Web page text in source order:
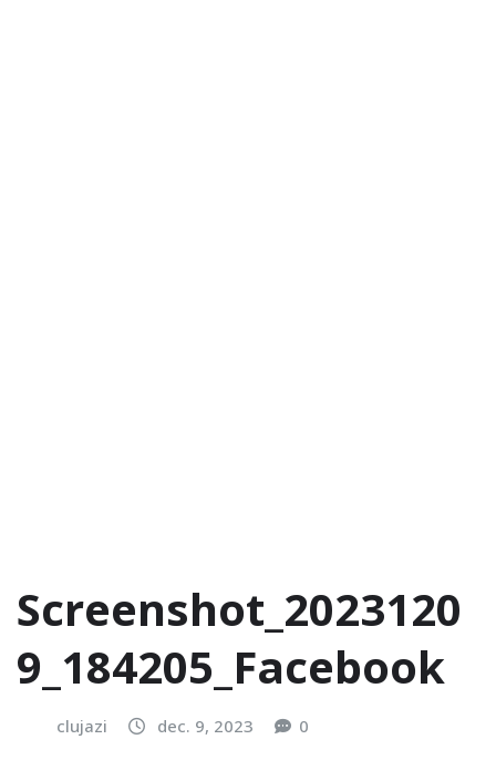
Screenshot_2023120
9_184205_Facebook
clujazi dec. 9, 2023 0